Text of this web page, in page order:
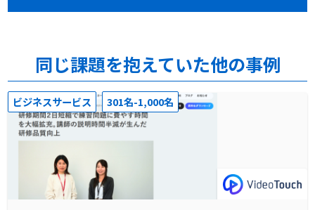
同じ課題を抱えていた他の事例
ビジネスサービス 301名-1,000名